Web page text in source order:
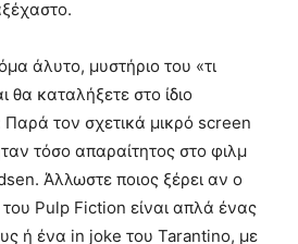
άλυτο, μυστήριο του «τι
θα καταλήξετε στο ίδιο
τον σχετικά μικρό screen
τόσο απαραίτητος στο φιλμ
Άλλωστε ποιος ξέρει αν ο
Pulp Fiction είναι απλά ένας
ή ένα in joke του Tarantino, με